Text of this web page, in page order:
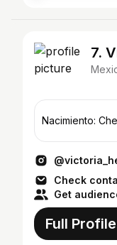
7.
Nacimiento:
Check
Get
Full